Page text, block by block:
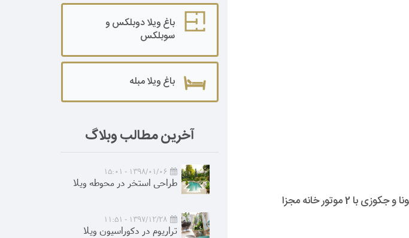
باغ ویلا دوبلکس و
سوبلکس
باغ ویلا مبله
آخرین مطالب وبلاگ
1398/01/06 - 15:01
طراحی استخر در محوطه ویلا
1397/12/28 - 11:51
تراریوم در دکوراسیون ویلا